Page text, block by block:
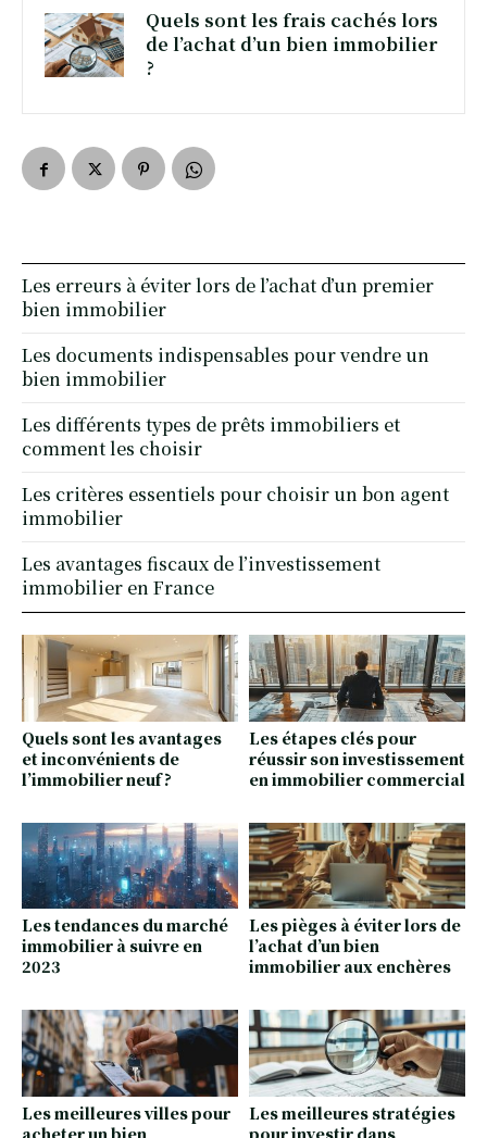
Quels sont les frais cachés lors
de l’achat d’un bien immobilier
?
Quels sont les avantages
et inconvénients de
l’immobilier neuf ?
Les étapes clés pour
réussir son investissement
en immobilier commercial
Les tendances du marché
immobilier à suivre en
2023
Les pièges à éviter lors de
l’achat d’un bien
immobilier aux enchères
Les meilleures villes pour
acheter un bien
Les meilleures stratégies
pour investir dans
Les erreurs à éviter lors de l’achat d’un premier
bien immobilier
Les documents indispensables pour vendre un
bien immobilier
Les différents types de prêts immobiliers et
comment les choisir
Les critères essentiels pour choisir un bon agent
immobilier
Les avantages fiscaux de l’investissement
immobilier en France